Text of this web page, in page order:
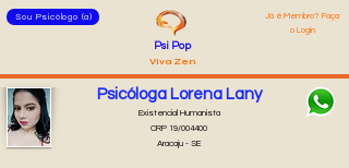
Sou Psicólogo (a)
Já é Membro? Faça
o Login
Psi Pop
Viva Zen
Psicóloga Lorena Lany
CRP 19/004400
Aracaju - SE
Existencial Humanista